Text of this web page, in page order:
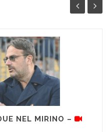
NEL MIRINO –